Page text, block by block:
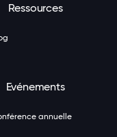
Ressources
Evénements
annuelle